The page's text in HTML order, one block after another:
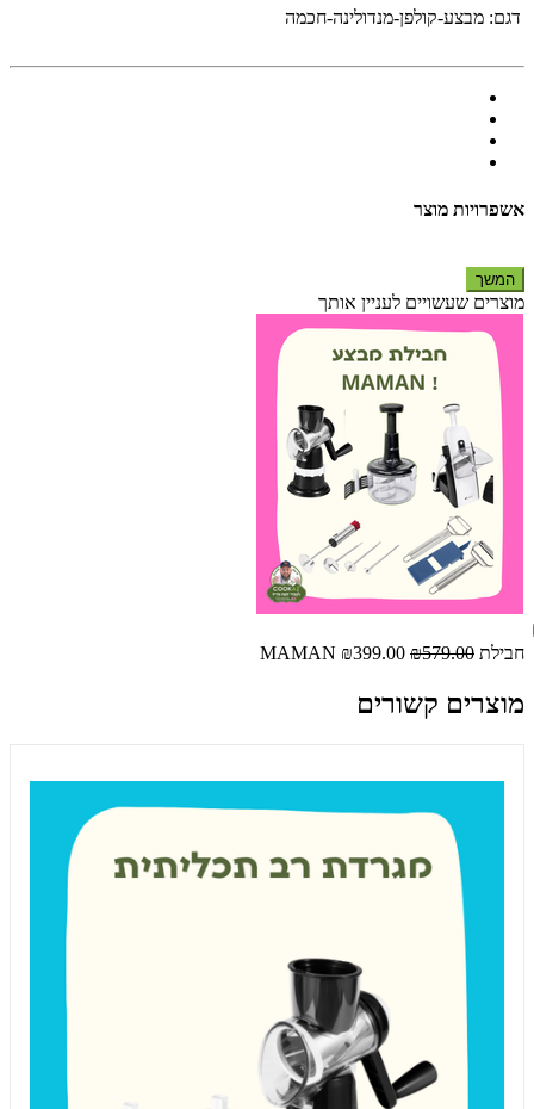
דגם: מבצע-קולפן-מנדולינה-חכמה
אשפרויות מוצר
המשך
מוצרים שעשויים לעניין אותך
חבילת MAMAN ₪399.00 ₪579.00
מוצרים קשורים